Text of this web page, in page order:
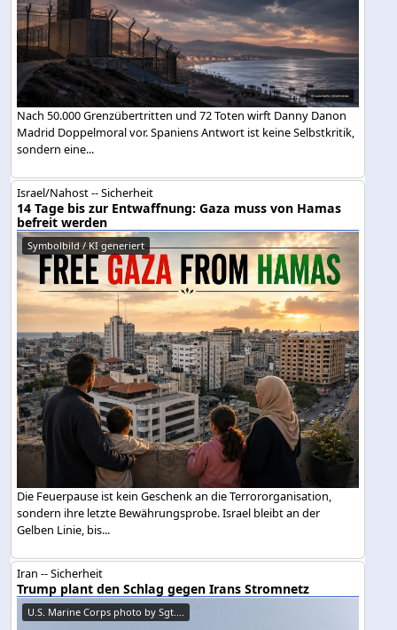
Nach 50.000 Grenzübertritten und 72 Toten wirft Danny Danon
Madrid Doppelmoral vor. Spaniens Antwort ist keine Selbstkritik,
sondern eine...
Israel/Nahost -- Sicherheit
14 Tage bis zur Entwaffnung: Gaza muss von Hamas
befreit werden
Symbolbild / KI generiert
Die Feuerpause ist kein Geschenk an die Terrororganisation,
sondern ihre letzte Bewährungsprobe. Israel bleibt an der
Gelben Linie, bis...
Iran -- Sicherheit
Trump plant den Schlag gegen Irans Stromnetz
U.S. Marine Corps photo by Sgt....